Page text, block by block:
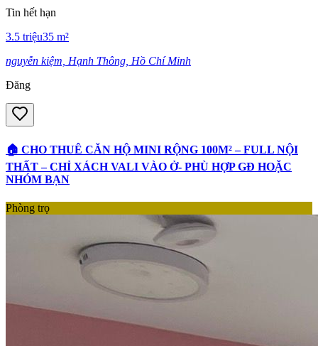
Tin hết hạn
3.5 triệu35 m²
nguyễn kiệm, Hạnh Thông, Hồ Chí Minh
Đăng
🏠 CHO THUÊ CĂN HỘ MINI RỘNG 100M² – FULL NỘI
THẤT – CHỈ XÁCH VALI VÀO Ở- PHÙ HỢP GĐ HOẶC
NHÓM BẠN
Phòng trọ